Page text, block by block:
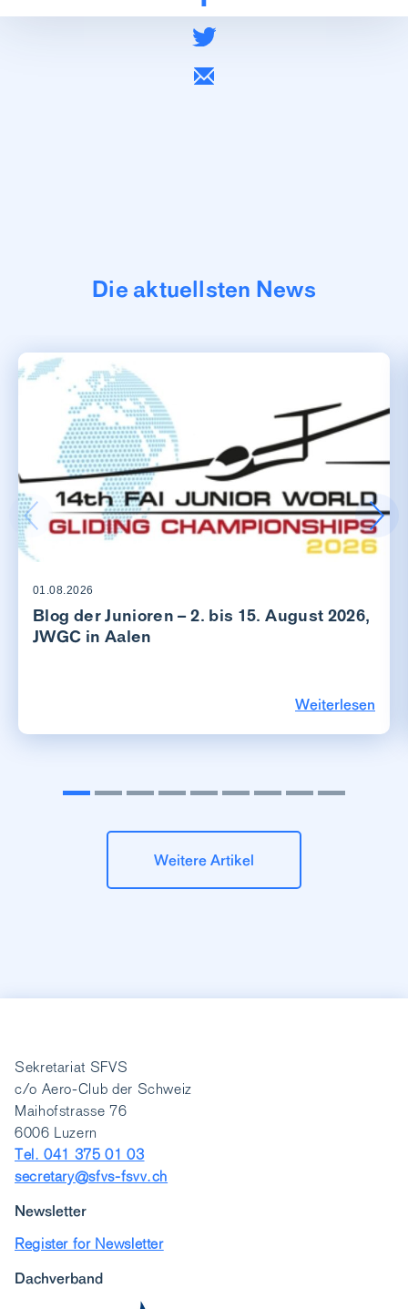
Die aktuellsten News
01.08.2026
Blog der Junioren – 2. bis 15. August 2026,
JWGC in Aalen
Weiterlesen
Weitere Artikel
Sekretariat SFVS
c/o Aero-Club der Schweiz
Maihofstrasse 76
6006 Luzern
Tel. 041 375 01 03
secretary@sfvs-fsvv.ch
Newsletter
Register for Newsletter
Dachverband